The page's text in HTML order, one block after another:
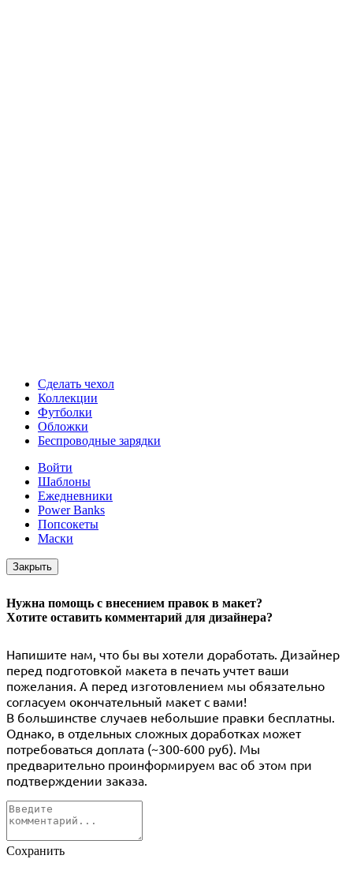
Сделать чехол
Коллекции
Футболки
Обложки
Беспроводные зарядки
Войти
Шаблоны
Ежедневники
Power Banks
Попсокеты
Маски
Закрыть
Нужна помощь с внесением правок в макет?
Хотите оставить комментарий для дизайнера?
Напишите нам, что бы вы хотели доработать. Дизайнер
перед подготовкой макета в печать учтет ваши
пожелания. А перед изготовлением мы обязательно
согласуем окончательный макет с вами!
В большинстве случаев небольшие правки бесплатны.
Однако, в отдельных сложных доработках может
потребоваться доплата (~300-600 руб). Мы
предварительно проинформируем вас об этом при
подтверждении заказа.
Сохранить